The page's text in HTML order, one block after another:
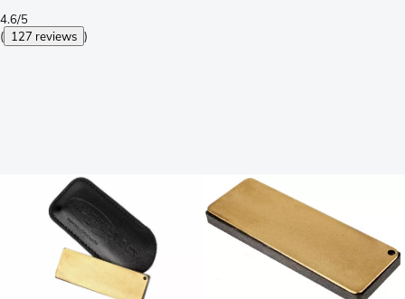
4.6/5
( 127 reviews )